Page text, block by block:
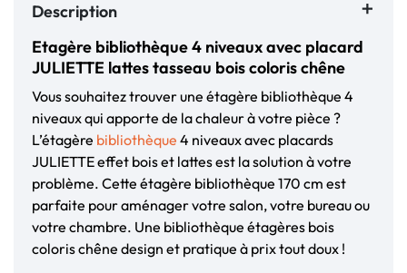
Description
Etagère bibliothèque 4 niveaux avec placard
JULIETTE lattes tasseau bois coloris chêne
Vous souhaitez trouver une étagère bibliothèque 4
niveaux qui apporte de la chaleur à votre pièce ?
L’étagère bibliothèque 4 niveaux avec placards
JULIETTE effet bois et lattes est la solution à votre
problème. Cette étagère bibliothèque 170 cm est
parfaite pour aménager votre salon, votre bureau ou
votre chambre. Une bibliothèque étagères bois
coloris chêne design et pratique à prix tout doux !